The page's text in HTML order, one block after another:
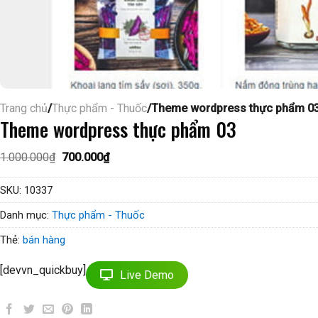
Trang chủ/Thực phẩm - Thuốc/Theme wordpress thực phẩm
Theme wordpress thực phẩm 03
1.000.000₫ Giá
là:
700.000₫Giá
hiện
tại
700.000₫.
SKU: 10337
Danh mục: Thực phẩm - Thuốc
Thẻ: bán hàng
[devvn_quickbuy] Live Demo